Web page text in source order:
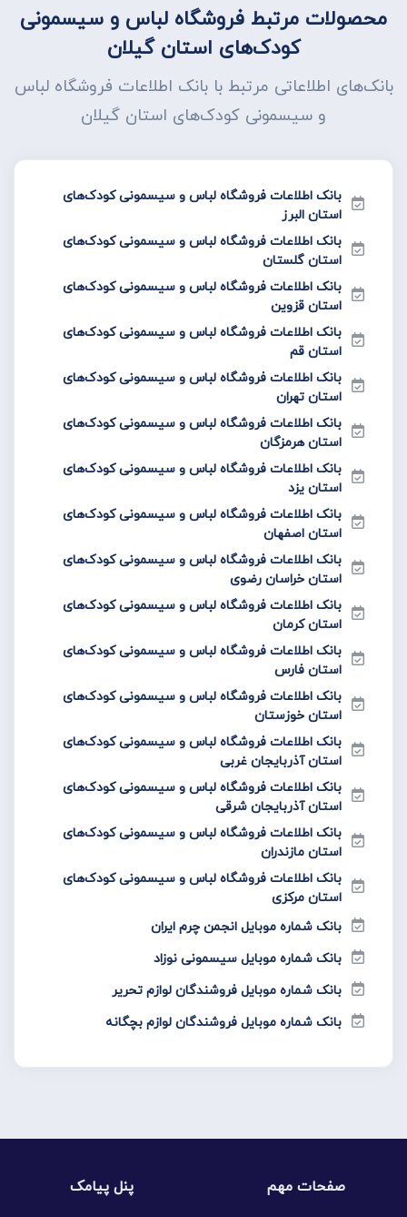
محصولات مرتبط فروشگاه لباس و سیسمونی
کودک‌های استان گیلان
بانک‌های اطلاعاتی مرتبط با بانک اطلاعات فروشگاه لباس
و سیسمونی کودک‌های استان گیلان
بانک اطلاعات فروشگاه لباس و سیسمونی کودک‌های
استان البرز
بانک اطلاعات فروشگاه لباس و سیسمونی کودک‌های
استان گلستان
بانک اطلاعات فروشگاه لباس و سیسمونی کودک‌های
استان قزوین
بانک اطلاعات فروشگاه لباس و سیسمونی کودک‌های
استان قم
بانک اطلاعات فروشگاه لباس و سیسمونی کودک‌های
استان تهران
بانک اطلاعات فروشگاه لباس و سیسمونی کودک‌های
استان هرمزگان
بانک اطلاعات فروشگاه لباس و سیسمونی کودک‌های
استان یزد
بانک اطلاعات فروشگاه لباس و سیسمونی کودک‌های
استان اصفهان
بانک اطلاعات فروشگاه لباس و سیسمونی کودک‌های
استان خراسان رضوی
بانک اطلاعات فروشگاه لباس و سیسمونی کودک‌های
استان کرمان
بانک اطلاعات فروشگاه لباس و سیسمونی کودک‌های
استان فارس
بانک اطلاعات فروشگاه لباس و سیسمونی کودک‌های
استان خوزستان
بانک اطلاعات فروشگاه لباس و سیسمونی کودک‌های
استان آذربایجان غربی
بانک اطلاعات فروشگاه لباس و سیسمونی کودک‌های
استان آذربایجان شرقی
بانک اطلاعات فروشگاه لباس و سیسمونی کودک‌های
استان مازندران
بانک اطلاعات فروشگاه لباس و سیسمونی کودک‌های
استان مرکزی
بانک شماره موبایل انجمن چرم ایران
بانک شماره موبایل سیسمونی نوزاد
بانک شماره موبایل فروشندگان لوازم تحریر
بانک شماره موبایل فروشندگان لوازم بچگانه
صفحات مهم پنل پیامک